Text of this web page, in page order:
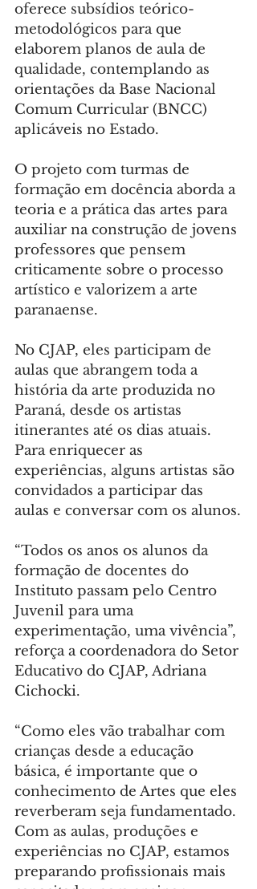
oferece subsídios teórico-
metodológicos para que
elaborem planos de aula de
qualidade, contemplando as
orientações da Base Nacional
Comum Curricular (BNCC)
aplicáveis no Estado.
O projeto com turmas de
formação em docência aborda a
teoria e a prática das artes para
auxiliar na construção de jovens
professores que pensem
criticamente sobre o processo
artístico e valorizem a arte
paranaense.
No CJAP, eles participam de
aulas que abrangem toda a
história da arte produzida no
Paraná, desde os artistas
itinerantes até os dias atuais.
Para enriquecer as
experiências, alguns artistas são
convidados a participar das
aulas e conversar com os alunos.
“Todos os anos os alunos da
formação de docentes do
Instituto passam pelo Centro
Juvenil para uma
experimentação, uma vivência”,
reforça a coordenadora do Setor
Educativo do CJAP, Adriana
Cichocki.
“Como eles vão trabalhar com
crianças desde a educação
básica, é importante que o
conhecimento de Artes que eles
reverberam seja fundamentado.
Com as aulas, produções e
experiências no CJAP, estamos
preparando profissionais mais